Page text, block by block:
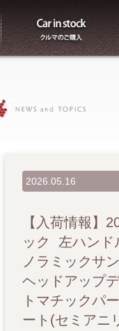
ショールーム紹介
2026.05.16
【入荷情報】
ック 左ハン
ノラミックサ
ヘッドアップ
トマチックパ
ート(セミアニ